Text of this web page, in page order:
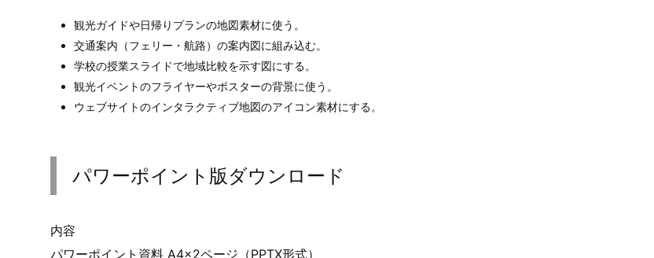
観光ガイドや日帰りプランの地図素材に使う。
交通案内（フェリー・航路）の案内図に組み込む。
学校の授業スライドで地域比較を示す図にする。
観光イベントのフライヤーやポスターの背景に使う。
ウェブサイトのインタラクティブ地図のアイコン素材にする。
パワーポイント版ダウンロード
内容
パワーポイント資料 A4×2ページ（PPTX形式）